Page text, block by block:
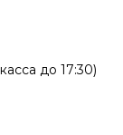
до 17:30)